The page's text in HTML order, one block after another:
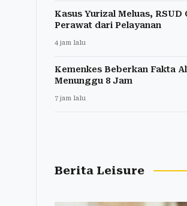
Kasus Yurizal Meluas, RSUD
Perawat dari Pelayanan
4 jam lalu
Kemenkes Beberkan Fakta
Menunggu 8 Jam
7 jam lalu
Berita Leisure